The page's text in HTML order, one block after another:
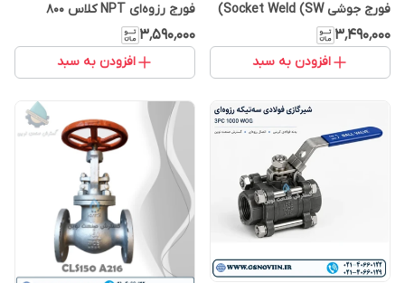
فورج جوشی Socket Weld (SW)
کلاس 800
۳٬۴۹۰٬۰۰۰
افزودن به سبد
فورج رزوه‌ای NPT کلاس 800
۳٬۵۹۰٬۰۰۰
افزودن به سبد